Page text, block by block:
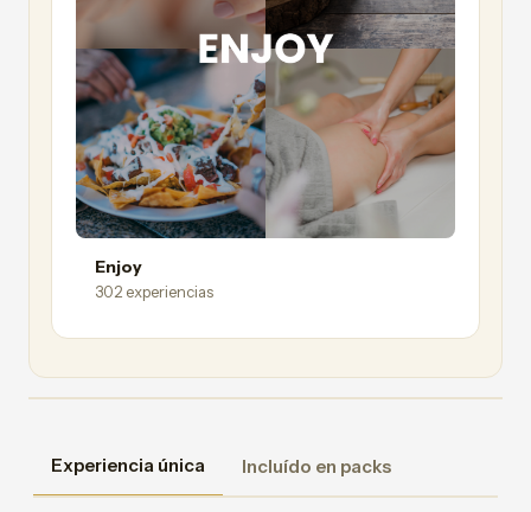
Enjoy
302 experiencias
Experiencia única Incluído en packs